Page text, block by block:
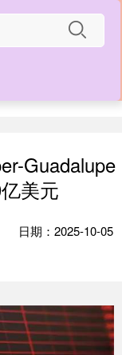
Guadalupe
美元
日期：2025-10-05